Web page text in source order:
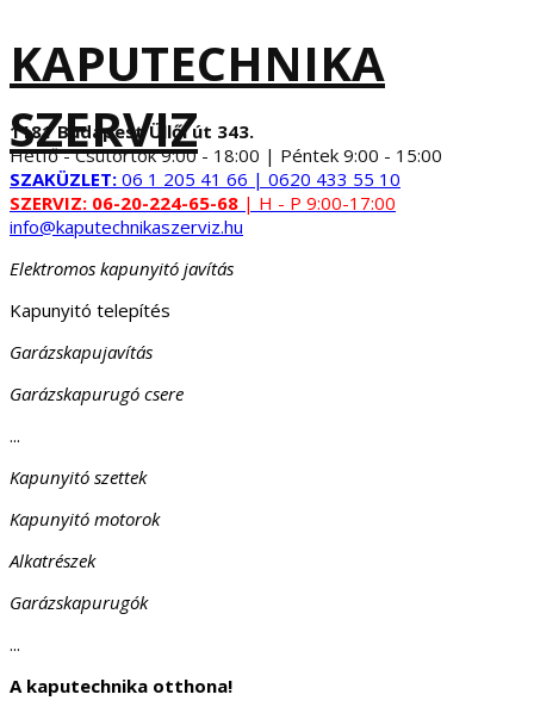
KAPUTECHNIKA
SZERVIZ
1181 Budapest Üllői út 343.
Hétfő - Csütörtök 9:00 - 18:00 | Péntek 9:00 - 15:00
SZAKÜZLET: 06 1 205 41 66 | 0620 433 55 10
SZERVIZ: 06-20-224-65-68 | H - P 9:00-17:00
info@kaputechnikaszerviz.hu
Elektromos kapunyitó javítás
Kapunyitó telepítés
Garázskapujavítás
Garázskapurugó csere
...
Kapunyitó szettek
Kapunyitó motorok
Alkatrészek
Garázskapurugók
...
A kaputechnika otthona!